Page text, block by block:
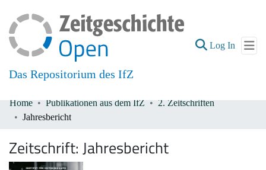
Das Repositorium des IfZ
Log In (current)
Communities & Collections
Home Publikationen aus dem IfZ
2. Zeitschriften
Jahresbericht
Zeitschrift: Jahresbericht